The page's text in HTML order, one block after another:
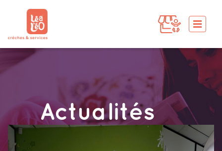
Actualités